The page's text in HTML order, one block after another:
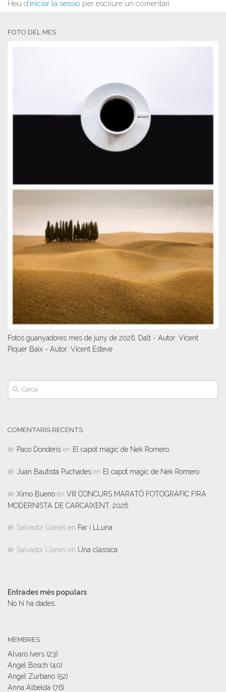
Heu d'iniciar la sessió per escriure un comentari.
FOTO DEL MES
Fotos guanyadores mes de juny de 2026. Dalt - Autor: Vicent
Piquer Baix - Autor: Vicent Esteve
COMENTARIS RECENTS
Paco Donderis en El capot màgic de Nek Romero.
Juan Bautista Puchades en El capot màgic de Nek Romero.
Ximo Bueno en VIII CONCURS MARATÓ FOTOGRÀFIC FIRA
MODERNISTA DE CARCAIXENT, 2026
Salvador Llanes en Far i LLuna
Salvador Llanes en Una clàssica
Entrades més populars
No hi ha dades.
MEMBRES
Alvaro Ivers (23)
Angel Bosch (40)
Angel Zurbano (52)
Anna Albelda (76)